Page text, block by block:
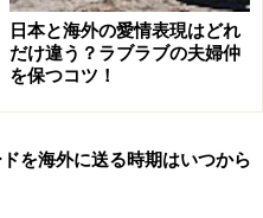
うにしないといけないの
、１人はあえて少しだけ
決めてあります。これっ
うことは関係なくて、親
かと思います。妻も普通
日本と海外の愛情表現はどれ
だけ違う？ラブラブの夫婦仲
を保つコツ！
を海外に送る時期はいつから